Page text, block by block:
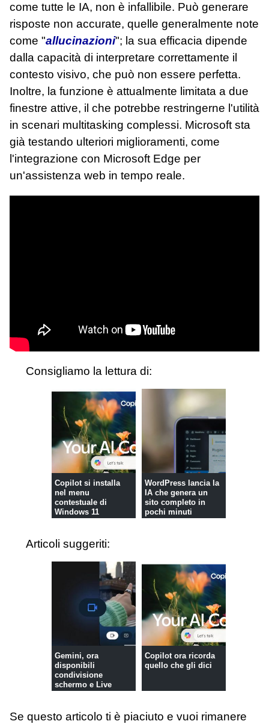
come tutte le IA, non è infallibile. Può generare
risposte non accurate, quelle generalmente note
come "allucinazioni"; la sua efficacia dipende
dalla capacità di interpretare correttamente il
contesto visivo, che può non essere perfetta.
Inoltre, la funzione è attualmente limitata a due
finestre attive, il che potrebbe restringerne l'utilità
in scenari multitasking complessi. Microsoft sta
già testando ulteriori miglioramenti, come
l'integrazione con Microsoft Edge per
un'assistenza web in tempo reale.
Consigliamo la lettura di:
Copilot si installa
nel menu
contestuale di
Windows 11
WordPress lancia la
IA che genera un
sito completo in
pochi minuti
Articoli suggeriti:
Gemini, ora
disponibili
condivisione
schermo e Live
Copilot ora ricorda
quello che gli dici
Se questo articolo ti è piaciuto e vuoi rimanere